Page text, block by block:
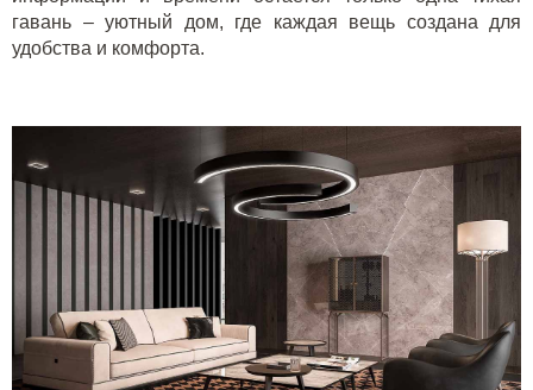
гавань – уютный дом, где каждая вещь создана для
удобства и комфорта.